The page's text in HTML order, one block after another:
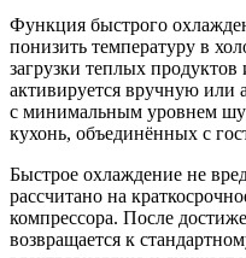
Функция быстрого
понизить температуру в
загрузки теплых
активируется вручную или
с минимальным уровнем
кухонь, объединённых с
Быстрое охлаждение не
рассчитано на
компрессора. После
возвращается к